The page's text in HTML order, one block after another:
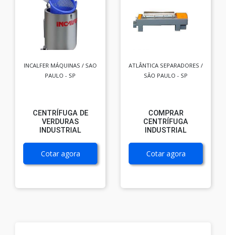
INCALFER MÁQUINAS / SAO
PAULO - SP
CENTRÍFUGA DE
VERDURAS
INDUSTRIAL
Cotar agora
ATLÂNTICA SEPARADORES /
SÃO PAULO - SP
COMPRAR
CENTRÍFUGA
INDUSTRIAL
Cotar agora